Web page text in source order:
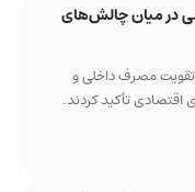
میان چالش‌های
مصرف داخلی و
تأکید کردند.